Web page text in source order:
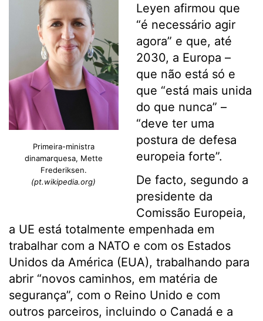
Primeira-ministra
dinamarquesa, Mette
Frederiksen.
(pt.wikipedia.org)
Leyen afirmou que
“é necessário agir
agora” e que, até
2030, a Europa –
que não está só e
que “está mais unida
do que nunca” –
“deve ter uma
postura de defesa
europeia forte”.
De facto, segundo a
presidente da
Comissão Europeia,
a UE está totalmente empenhada em
trabalhar com a NATO e com os Estados
Unidos da América (EUA), trabalhando para
abrir “novos caminhos, em matéria de
segurança”, com o Reino Unido e com
outros parceiros, incluindo o Canadá e a